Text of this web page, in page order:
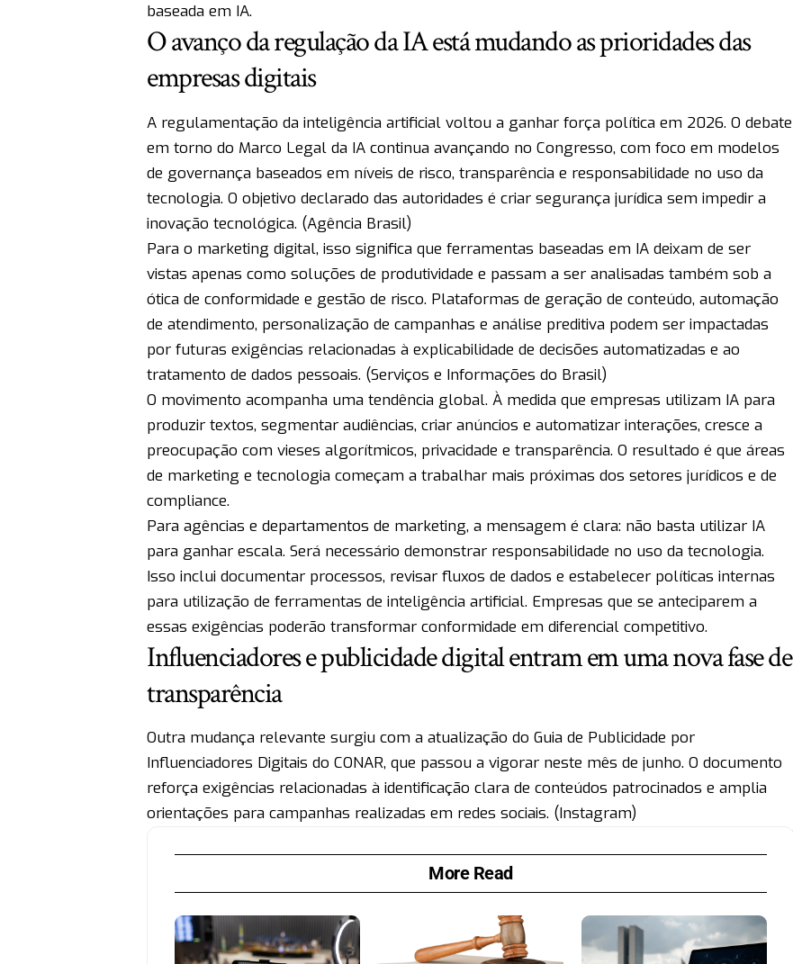
baseada em IA.
O avanço da regulação da IA está mudando as prioridades das
empresas digitais
A regulamentação da inteligência artificial voltou a ganhar força política em 2026. O debate
em torno do Marco Legal da IA continua avançando no Congresso, com foco em modelos
de governança baseados em níveis de risco, transparência e responsabilidade no uso da
tecnologia. O objetivo declarado das autoridades é criar segurança jurídica sem impedir a
inovação tecnológica. (Agência Brasil)
Para o marketing digital, isso significa que ferramentas baseadas em IA deixam de ser
vistas apenas como soluções de produtividade e passam a ser analisadas também sob a
ótica de conformidade e gestão de risco. Plataformas de geração de conteúdo, automação
de atendimento, personalização de campanhas e análise preditiva podem ser impactadas
por futuras exigências relacionadas à explicabilidade de decisões automatizadas e ao
tratamento de dados pessoais. (Serviços e Informações do Brasil)
O movimento acompanha uma tendência global. À medida que empresas utilizam IA para
produzir textos, segmentar audiências, criar anúncios e automatizar interações, cresce a
preocupação com vieses algorítmicos, privacidade e transparência. O resultado é que áreas
de marketing e tecnologia começam a trabalhar mais próximas dos setores jurídicos e de
compliance.
Para agências e departamentos de marketing, a mensagem é clara: não basta utilizar IA
para ganhar escala. Será necessário demonstrar responsabilidade no uso da tecnologia.
Isso inclui documentar processos, revisar fluxos de dados e estabelecer políticas internas
para utilização de ferramentas de inteligência artificial. Empresas que se anteciparem a
essas exigências poderão transformar conformidade em diferencial competitivo.
Influenciadores e publicidade digital entram em uma nova fase de
transparência
Outra mudança relevante surgiu com a atualização do Guia de Publicidade por
Influenciadores Digitais do CONAR, que passou a vigorar neste mês de junho. O documento
reforça exigências relacionadas à identificação clara de conteúdos patrocinados e amplia
orientações para campanhas realizadas em redes sociais. (Instagram)
More Read